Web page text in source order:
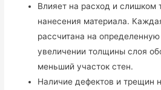
Влияет на расход и слишком
нанесения материала.
рассчитана на
увеличении толщины слоя
меньший участок стен.
Наличие дефектов и трещин